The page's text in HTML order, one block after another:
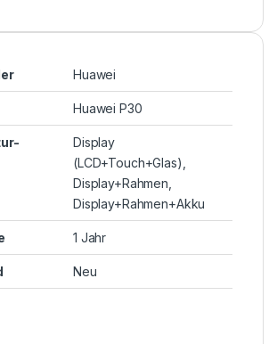
Huawei
Huawei P30
Display
(LCD+Touch+Glas),
Display+Rahmen,
Display+Rahmen+Akku
1 Jahr
Neu